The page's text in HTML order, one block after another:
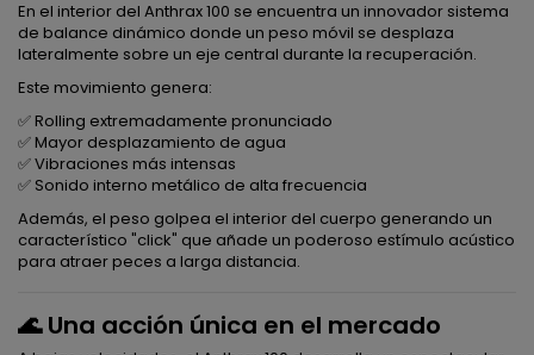
En el interior del Anthrax 100 se encuentra un innovador sistema
de balance dinámico donde un peso móvil se desplaza
lateralmente sobre un eje central durante la recuperación.
Este movimiento genera:
✅ Rolling extremadamente pronunciado
✅ Mayor desplazamiento de agua
✅ Vibraciones más intensas
✅ Sonido interno metálico de alta frecuencia
Además, el peso golpea el interior del cuerpo generando un
característico "click" que añade un poderoso estímulo acústico
para atraer peces a larga distancia.
🌊 Una acción única en el mercado